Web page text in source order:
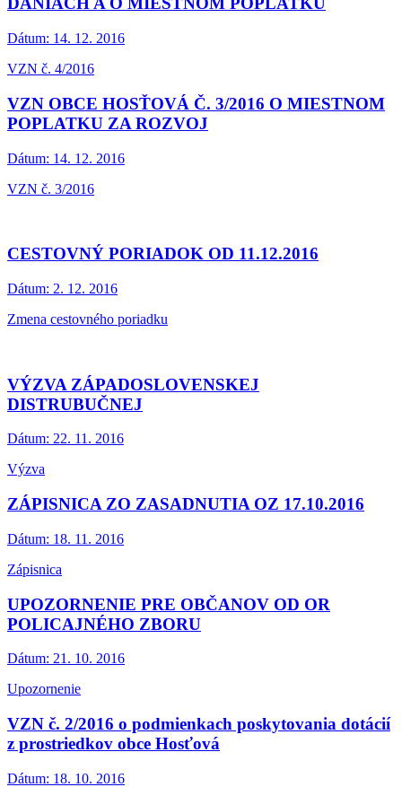
Dátum: 14. 12. 2016
VZN č. 4/2016
VZN OBCE HOSŤOVÁ Č. 3/2016 O MIESTNOM
POPLATKU ZA ROZVOJ
Dátum: 14. 12. 2016
VZN č. 3/2016
CESTOVNÝ PORIADOK OD 11.12.2016
Dátum: 2. 12. 2016
Zmena cestovného poriadku
VÝZVA ZÁPADOSLOVENSKEJ
DISTRUBUČNEJ
Dátum: 22. 11. 2016
Výzva
ZÁPISNICA ZO ZASADNUTIA OZ 17.10.2016
Dátum: 18. 11. 2016
Zápisnica
UPOZORNENIE PRE OBČANOV OD OR
POLICAJNÉHO ZBORU
Dátum: 21. 10. 2016
Upozornenie
VZN č. 2/2016 o podmienkach poskytovania dotácií
z prostriedkov obce Hosťová
Dátum: 18. 10. 2016